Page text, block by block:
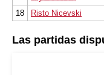
18
Risto Nicevski
Las partidas